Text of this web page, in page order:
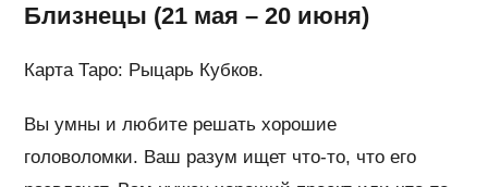
Близнецы (21 мая – 20 июня)
Карта Таро: Рыцарь Кубков.
Вы умны и любите решать хорошие
головоломки. Ваш разум ищет что-то, что его